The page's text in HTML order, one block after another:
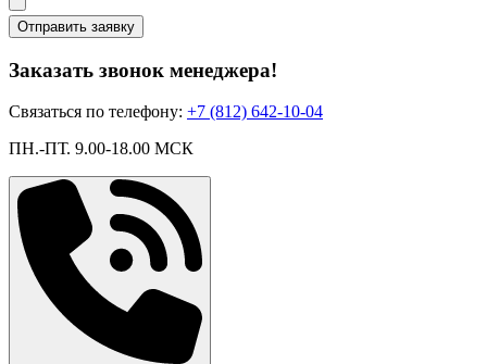
Отправить заявку
Заказать звонок менеджера!
Связаться по телефону: +7 (812) 642-10-04
ПН.-ПТ. 9.00-18.00 МСК